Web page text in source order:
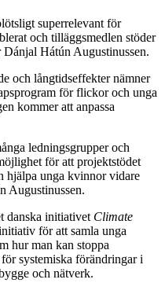
superrelevant för
och tilläggsmedlen stöder
Hátún Augustinussen.
och långtidseffekter nämner
för flickor och unga
kommer att anpassa
ledningsgrupper och
för att projektstödet
hjälpa unga kvinnor vidare
Augustinussen.
danska initiativet Climate
för att samla unga
hur man kan stoppa
systemiska förändringar i
och nätverk.